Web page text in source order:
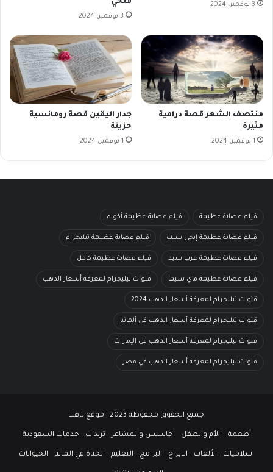
3 نوفمبر، 2024
3 نوفمبر، 2024
منتصف الشهر قصة درامية
مثيرة
1 نوفمبر، 2024
جدار اليقين قصة رومانسية
حزينة
1 نوفمبر، 2024
فيلم عصابة عظيمة فيلم عصابة عظيمة أكوام
فيلم عصابة عظيمة إيجي بست فيلم عصابة عظيمة تيليجرام
فيلم عصابة عظيمة عرب سيد فيلم عصابة عظيمة كامل
فيلم عصابة عظيمة ماي سيما قنوات تيليجرام لمعرفة أسعار الذهب
قنوات تيليجرام لمعرفة أسعار الذهب 2024
قنوات تيليجرام لمعرفة أسعار الذهب في ألمانيا
قنوات تيليجرام لمعرفة أسعار الذهب في الإمارات
قنوات تيليجرام لمعرفة أسعار الذهب في مصر
جميع الحقوق محفوظة 2023 | موقع ياهلا
أطعمة االأم والطفل احاسيس والمشاعر ترندات حدمات السعودية
اسلاميات الألعاب الابراج البرامج التعليم الحياة في المانيا الحيوانات